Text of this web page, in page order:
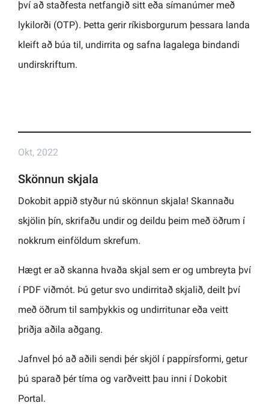
því að staðfesta netfangið sitt eða símanúmer með
lykilorði (OTP). Þetta gerir ríkisborgurum þessara landa
kleift að búa til, undirrita og safna lagalega bindandi
undirskriftum.
Okt, 2022
Skönnun skjala
Dokobit appið styður nú skönnun skjala! Skannaðu
skjölin þín, skrifaðu undir og deildu þeim með öðrum í
nokkrum einföldum skrefum.
Hægt er að skanna hvaða skjal sem er og umbreyta því
í PDF viðmót. Þú getur svo undirritað skjalið, deilt því
með öðrum til samþykkis og undirritunar eða veitt
þriðja aðila aðgang.
Jafnvel þó að aðili sendi þér skjöl í pappírsformi, getur
þú sparað þér tíma og varðveitt þau inni í Dokobit
Portal.